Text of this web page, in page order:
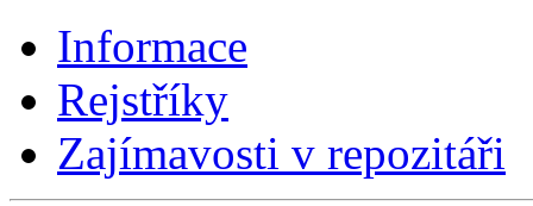
Informace
Rejstříky
Zajímavosti v repozitáři